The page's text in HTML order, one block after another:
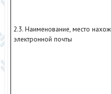
2.3. Наименование, место
электронной почты